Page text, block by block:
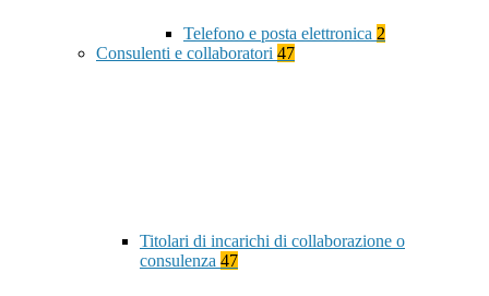
Telefono e posta elettronica 2
Consulenti e collaboratori 47
Titolari di incarichi di collaborazione o
consulenza 47